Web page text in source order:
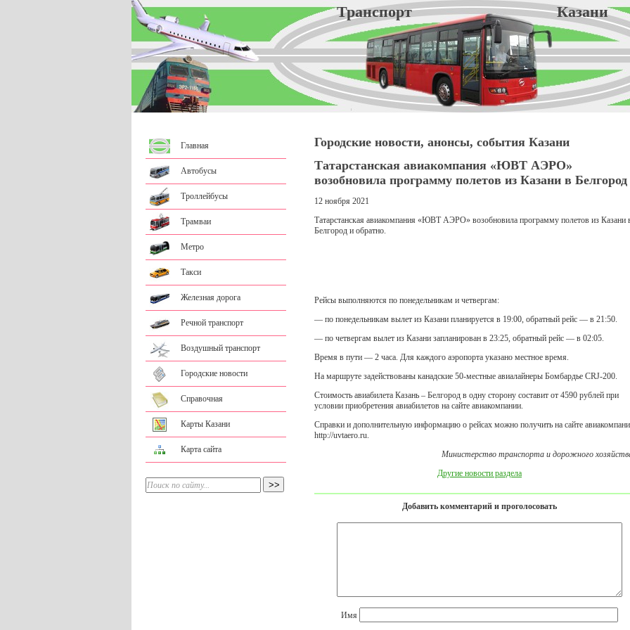
Транспорт Казани
Главная
Автобусы
Троллейбусы
Трамваи
Метро
Такси
Железная дорога
Речной транспорт
Воздушный транспорт
Городские новости
Справочная
Карты Казани
Карта сайта
Городские новости, анонсы, события Казани
Татарстанская авиакомпания «ЮВТ АЭРО»
возобновила программу полетов из Казани в Белгород
12 ноября 2021
Татарстанская авиакомпания «ЮВТ АЭРО» возобновила программу полетов из Казани
Белгород и обратно.
Рейсы выполняются по понедельникам и четвергам:
— по понедельникам вылет из Казани планируется в 19:00, обратный рейс — в 21:50.
— по четвергам вылет из Казани запланирован в 23:25, обратный рейс — в 02:05.
Время в пути — 2 часа. Для каждого аэропорта указано местное время.
На маршруте задействованы канадские 50-местные авиалайнеры Бомбардье CRJ-200.
Стоимость авиабилета Казань – Белгород в одну сторону составит от 4590 рублей при
условии приобретения авиабилетов на сайте авиакомпании.
Справки и дополнительную информацию о рейсах можно получить на сайте
http://uvtaero.ru.
Министерство транспорта и дорожного
Другие новости раздела
Добавить комментарий и проголосовать
Имя